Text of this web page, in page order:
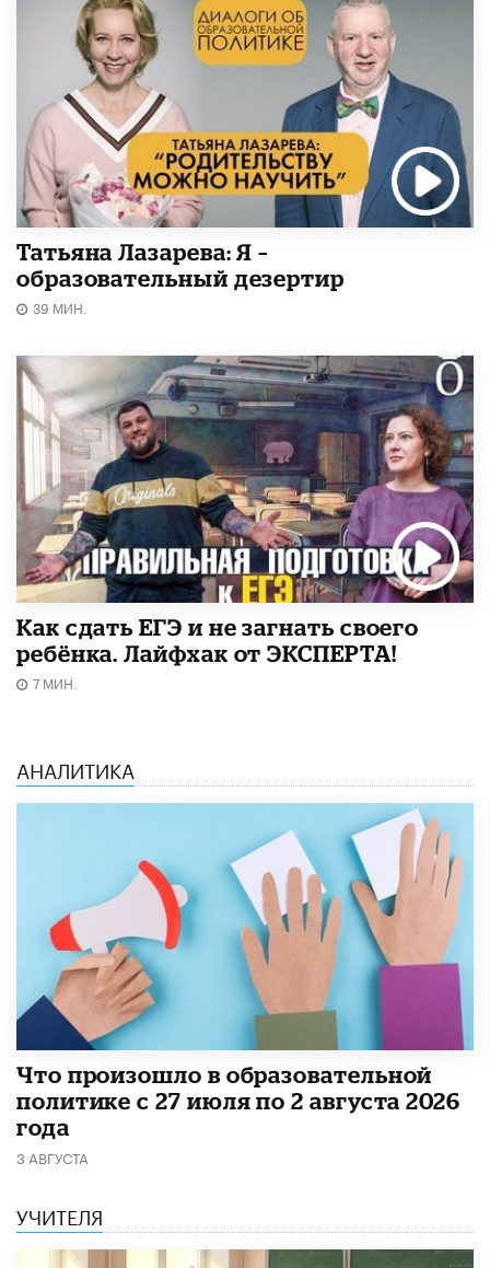
Татьяна Лазарева: Я –
образовательный дезертир
39 МИН.
​Как сдать ЕГЭ и не загнать своего
ребёнка. Лайфхак от ЭКСПЕРТА!
7 МИН.
АНАЛИТИКА
​Что произошло в образовательной
политике с 27 июля по 2 августа 2026
года
3 АВГУСТА
УЧИТЕЛЯ